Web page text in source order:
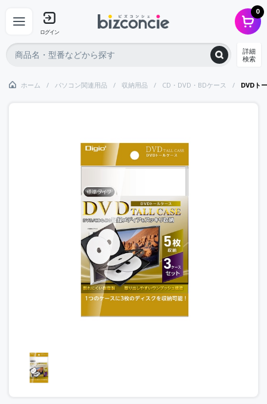
ログイン
0
詳細
検索
ホーム パソコン関連用品 収納用品 CD・DVD・BDケース DVDト